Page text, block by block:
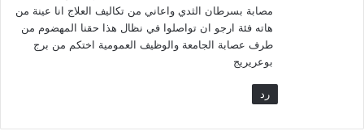
مصابة بسرطان الثدي واعاني من تكاليف العلاج انا عينة من
هاته فئة ارجو ان تواصلوا في نظال هذا حقنا المهضوم من
طرف عصابة الجامعة والوظيف العمومية اختكم من برج
بوعريريج
رد